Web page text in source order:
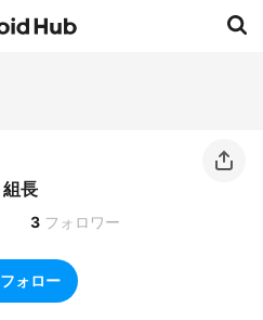
組長
3 フォロワー
フォロー